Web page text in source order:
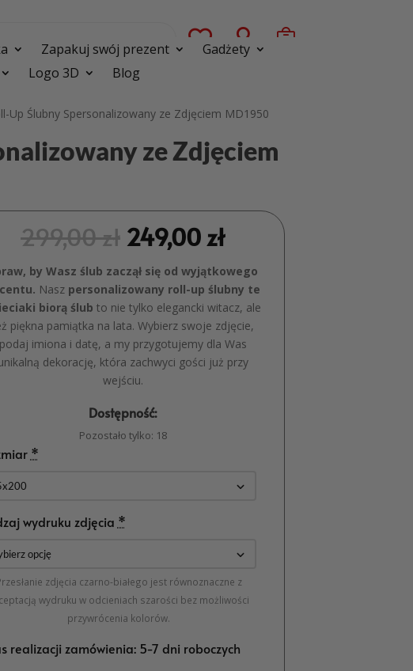
  
Zapakuj swój prezent
Gadżety
Logo 3D Blog
Up Ślubny Spersonalizowany ze Zdjęciem MD1950
ze Zdjęciem
299,00zł 249,00zł
by Wasz ślub zaczął się od wyjątkowego
Nasz personalizowany roll-up ślubny te
biorą ślub to nie tylko elegancki witacz, ale
piękna pamiątka na lata. Wybierz swoje zdjęcie,
podaj imiona i datę, a my przygotujemy dla Was
dekorację, która zachwyci gości już przy
wejściu.
Dostępność:
Pozostało tylko: 18
*
wydruku zdjęcia *
zdjęcia czarno-białego jest równoznaczne z
wydruku w odcieniach szarości bez możliwości
przywrócenia kolorów.
realizacji zamówienia: 5-7 dni roboczych